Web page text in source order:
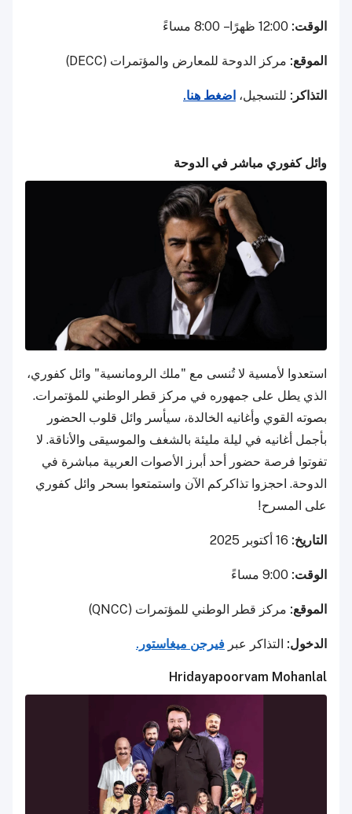
الوقت:
الموقع: مركز الدوحة للمعارض والمؤتمرات (DECC)
التذاكر: للتسجيل، اضغط هنا.
وائل كفوري مباشر في الدوحة
استعدوا لأمسية لا تُنسى مع "ملك الرومانسية" وائل كفوري،
الذي يطل على جمهوره في مركز قطر الوطني للمؤتمرات.
بصوته القوي وأغانيه الخالدة، سيأسر وائل قلوب الحضور
بأجمل أغانيه في ليلة مليئة بالشغف والموسيقى والأناقة. لا
تفوتوا فرصة حضور أحد أبرز الأصوات العربية مباشرة في
الدوحة. احجزوا تذاكركم الآن واستمتعوا بسحر وائل كفوري
على المسرح!
التاريخ:
الوقت:
الموقع: مركز قطر الوطني للمؤتمرات (QNCC)
الدخول: التذاكر عبر فيرجن ميغاستور.
Hridayapoorvam Mohanlal